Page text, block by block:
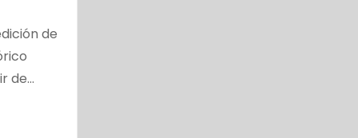
de
de…